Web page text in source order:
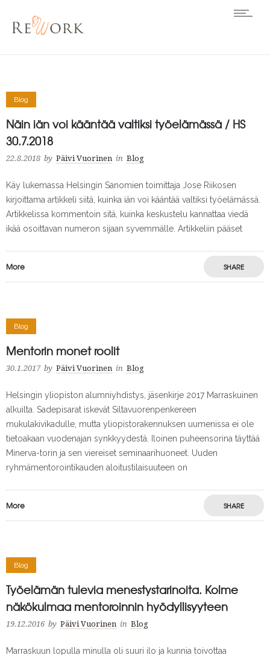
Blog
Näin iän voi kääntää valtiksi työelämässä / HS
30.7.2018
22.8.2018 by Päivi Vuorinen in Blog
Käy lukemassa Helsingin Sanomien toimittaja Jose Riikosen
kirjoittama artikkeli siitä, kuinka iän voi kääntää valtiksi työelämässä.
Artikkelissa kommentoin sitä, kuinka keskustelu kannattaa viedä
ikää osoittavan numeron sijaan syvemmälle. Artikkeliin pääset
More SHARE
Blog
Mentorin monet roolit
30.1.2017 by Päivi Vuorinen in Blog
Helsingin yliopiston alumniyhdistys, jäsenkirje 2017 Marraskuinen
alkuilta. Sadepisarat iskevät Siltavuorenpenkereen
mukulakivikadulle, mutta yliopistorakennuksen uumenissa ei ole
tietoakaan vuodenajan synkkyydestä. Iloinen puheensorina täyttää
Minerva-torin ja sen viereiset seminaarihuoneet. Uuden
ryhmämentorointikauden aloitustilaisuuteen on
More SHARE
Blog
Työelämän tulevia menestystarinoita. Kolme
näkökulmaa mentoroinnin hyödyllisyyteen
19.12.2016 by Päivi Vuorinen in Blog
Marraskuun lopulla minulla oli suuri ilo ja kunnia toivottaa